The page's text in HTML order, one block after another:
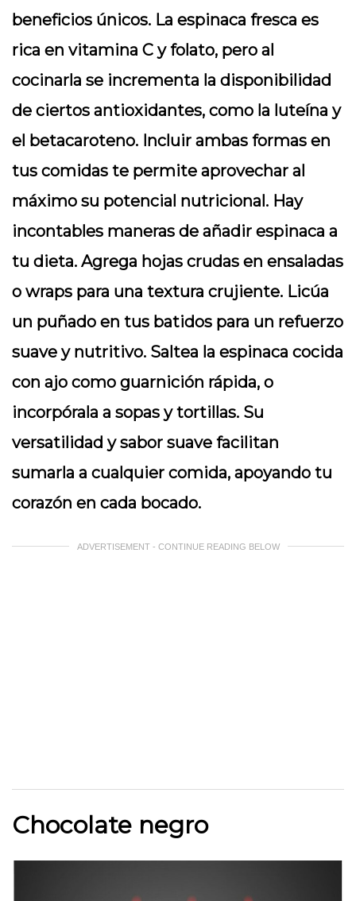
beneficios únicos. La espinaca fresca es
rica en vitamina C y folato, pero al
cocinarla se incrementa la disponibilidad
de ciertos antioxidantes, como la luteína y
el betacaroteno. Incluir ambas formas en
tus comidas te permite aprovechar al
máximo su potencial nutricional. Hay
incontables maneras de añadir espinaca a
tu dieta. Agrega hojas crudas en ensaladas
o wraps para una textura crujiente. Licúa
un puñado en tus batidos para un refuerzo
suave y nutritivo. Saltea la espinaca cocida
con ajo como guarnición rápida, o
incorpórala a sopas y tortillas. Su
versatilidad y sabor suave facilitan
sumarla a cualquier comida, apoyando tu
corazón en cada bocado.
ADVERTISEMENT - CONTINUE READING BELOW
Chocolate negro